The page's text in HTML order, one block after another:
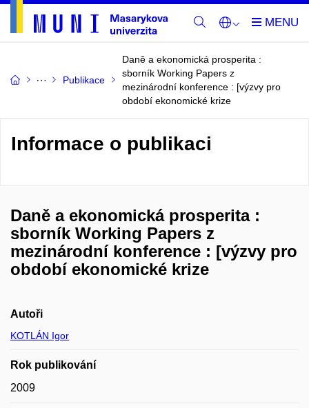
Publikace
Daně a ekonomická prosperita :
sborník Working Papers z
mezinárodní konference : [výzvy pro
období ekonomické krize
Informace o publikaci
Daně a ekonomická prosperita :
sborník Working Papers z
mezinárodní konference : [výzvy pro
období ekonomické krize
Autoři
KOTLÁN Igor
Rok publikování
2009